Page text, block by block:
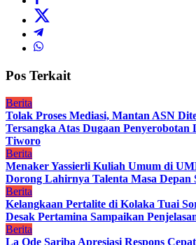
Pos Terkait
Berita
Tolak Proses Mediasi, Mantan ASN
Tersangka Atas Dugaan Penyerobotan
Tiworo
Berita
Menaker Yassierli Kuliah Umum di
Dorong Lahirnya Talenta Masa Depan
Berita
Kelangkaan Pertalite di Kolaka Tuai
Desak Pertamina Sampaikan
Berita
La Ode Sariba Apresiasi Respons